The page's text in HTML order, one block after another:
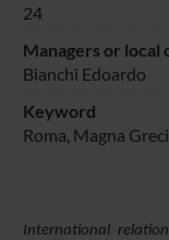
24
Managers or local
Bianchi Edoardo
Keyword
Roma, Magna
International